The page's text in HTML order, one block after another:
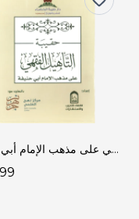
حقيبة التأهيل الفقهي على مذهب الإمام أبي حنيفة